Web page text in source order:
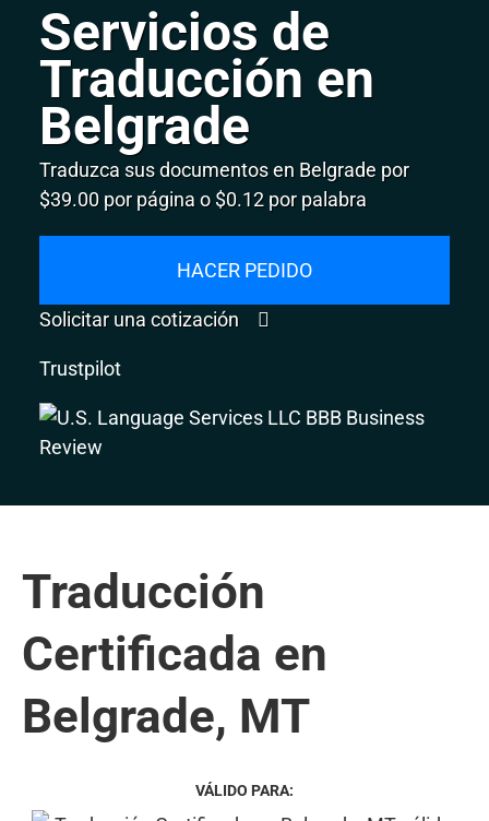
Servicios de
Traducción en
Belgrade
Traduzca sus documentos en Belgrade por
$39.00 por página o $0.12 por palabra
HACER PEDIDO
Solicitar una cotización
Trustpilot
Traducción
Certificada en
Belgrade, MT
VÁLIDO PARA: